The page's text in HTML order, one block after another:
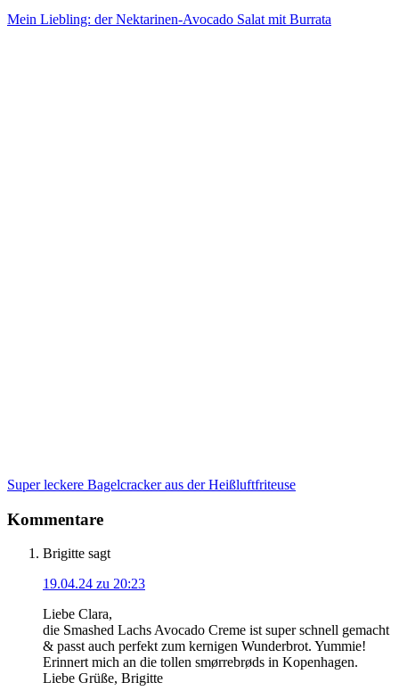
Mein Liebling: der Nektarinen-Avocado Salat mit Burrata
Super leckere Bagelcracker aus der Heißluftfriteuse
Kommentare
Brigitte sagt
19.04.24 zu 20:23
Liebe Clara,
die Smashed Lachs Avocado Creme ist super schnell gemacht
& passt auch perfekt zum kernigen Wunderbrot. Yummie!
Erinnert mich an die tollen smørrebrøds in Kopenhagen.
Liebe Grüße, Brigitte